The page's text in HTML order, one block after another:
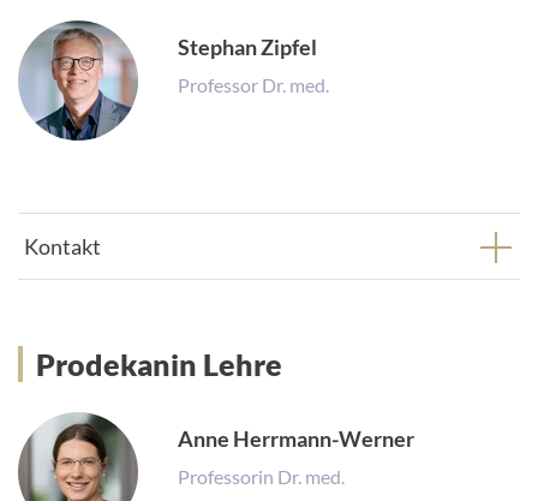
Stephan Zipfel
Professor Dr. med.
Kontakt
Prodekanin Lehre
Prodekanin Lehre
Anne Herrmann-Werner
Professorin Dr. med.